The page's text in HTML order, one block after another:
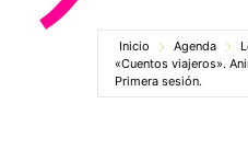
Inicio Agenda
«Cuentos viajeros».
Primera sesión.